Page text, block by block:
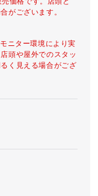
がございます。
ニター環境により実
頭や屋外でのスタッ
く見える場合がござ